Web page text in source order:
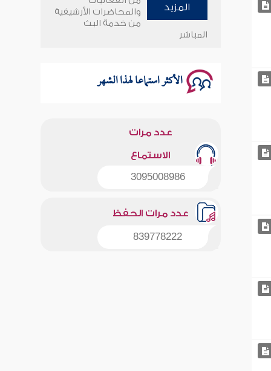
سلسلة محاضرات نفحات رمضانية
1444هـ
المزيد
والمحاضرات الأرشيفية
من خدمة البث
المباشر
الأكثر استماعا لهذا الشهر
عدد مرات
الاستماع
3095008986
عدد مرات الحفظ
839778222